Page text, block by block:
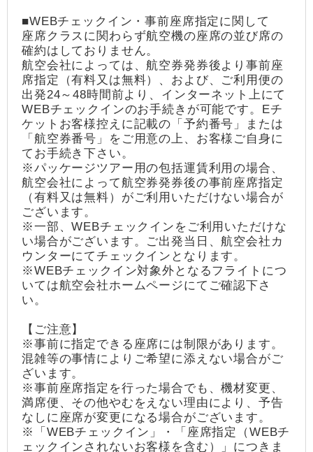
■WEBチェックイン・事前座席指定に関して
座席クラスに関わらず航空機の座席の並び席の
確約はしておりません。
航空会社によっては、航空券発券後より事前座
席指定（有料又は無料）、および、ご利用便の
出発24～48時間前より、インターネット上にて
WEBチェックインのお手続きが可能です。Eチ
ケットお客様控えに記載の「予約番号」または
「航空券番号」をご用意の上、お客様ご自身に
てお手続き下さい。
※パッケージツアー用の包括運賃利用の場合、
航空会社によって航空券発券後の事前座席指定
（有料又は無料）がご利用いただけない場合が
ございます。
※一部、WEBチェックインをご利用いただけな
い場合がございます。ご出発当日、航空会社カ
ウンターにてチェックインとなります。
※WEBチェックイン対象外となるフライトにつ
いては航空会社ホームページにてご確認下さ
い。
【ご注意】
※事前に指定できる座席には制限があります。
混雑等の事情によりご希望に添えない場合がご
ざいます。
※事前座席指定を行った場合でも、機材変更、
満席便、その他やむをえない理由により、予告
なしに座席が変更になる場合がございます。
※「WEBチェックイン」・「座席指定（WEBチ
ェックインされないお客様を含む）」につきま